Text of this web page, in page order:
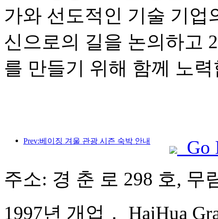
가와 선도적인 기술 기업
신으로의 길을 논의하고
를 만들기 위해 함께 노
Prev:베이징 겨울 관광 시즌 숙박 안내
Go
주소: 경 춘 로 298 호, 무
1997년 개업， HaiHua